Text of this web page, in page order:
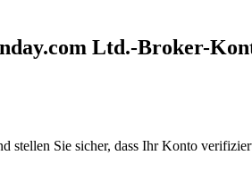
Ltd.-Broker-
stellen Sie sicher, dass Ihr Konto